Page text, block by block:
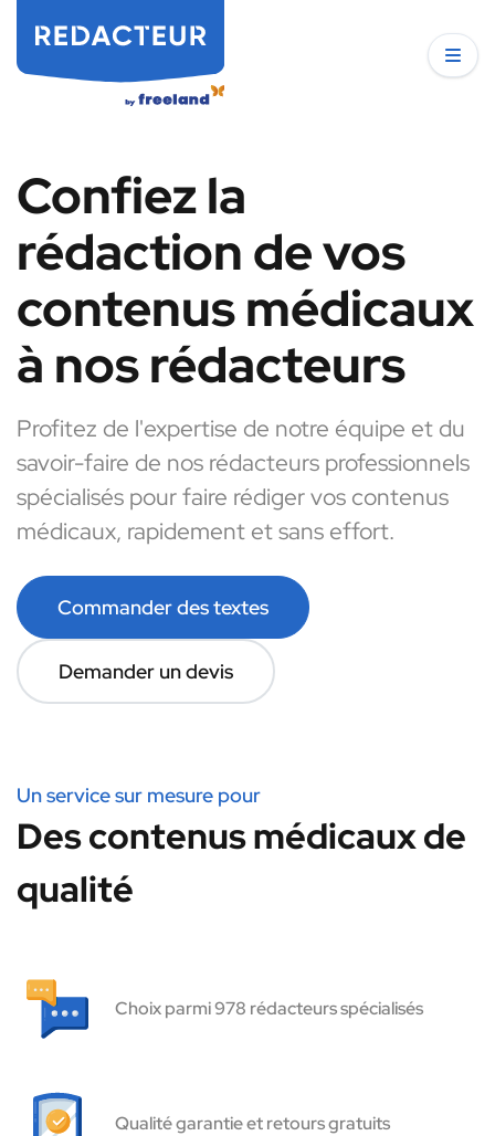
Confiez la
rédaction de vos
contenus médicaux
à nos rédacteurs
Profitez de l'expertise de notre équipe et du
savoir-faire de nos rédacteurs professionnels
spécialisés pour faire rédiger vos contenus
médicaux, rapidement et sans effort.
Commander des textes
Demander un devis
Un service sur mesure pour
Des contenus médicaux de
qualité
Choix parmi 978 rédacteurs spécialisés
Qualité garantie et retours gratuits